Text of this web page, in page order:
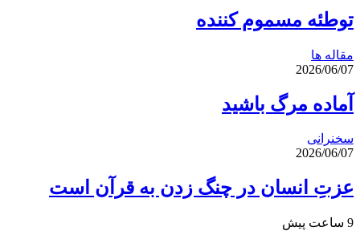
توطئه مسموم کننده
مقاله ها
2026/06/07
آماده مرگ باشید
سخنرانی
2026/06/07
عزتِ انسان در چنگ زدن به قرآن است
9 ساعت پیش